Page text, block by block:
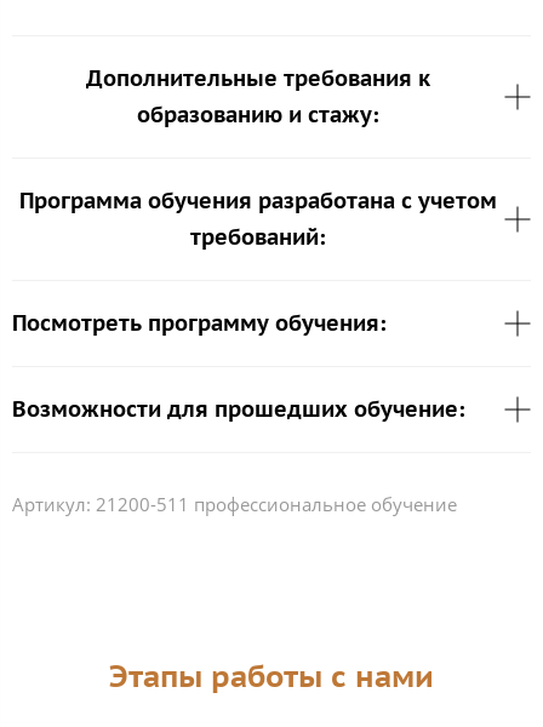
Дополнительные требования к
образованию и стажу:
Программа обучения разработана с учетом
требований:
Посмотреть программу обучения:
Возможности для прошедших обучение:
Артикул: 21200-511 профессиональное обучение
Этапы работы с нами